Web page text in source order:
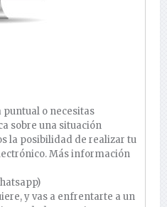
puntual o necesitas
sobre una situación
la posibilidad de realizar tu
Más información
y vas a enfrentarte a un